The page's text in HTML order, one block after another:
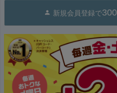
新規会員登録で300